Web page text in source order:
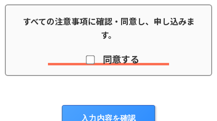
すべての注意事項に確認・同意し、申し込みま
す。
同意する